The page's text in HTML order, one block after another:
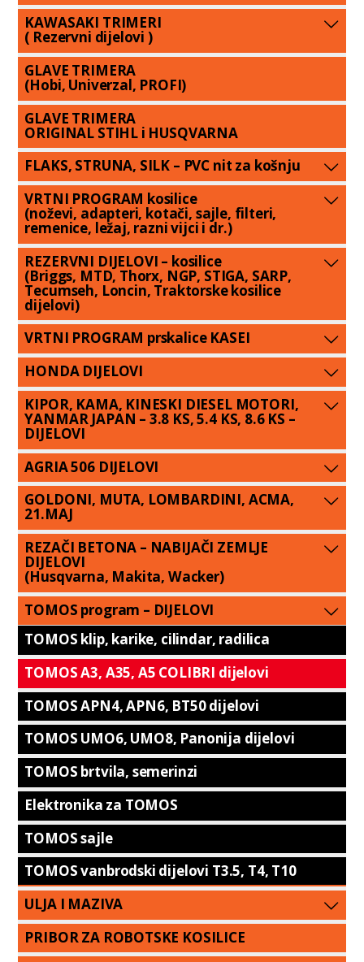
KAWASAKI TRIMERI
( Rezervni dijelovi )
GLAVE TRIMERA
(Hobi, Univerzal, PROFI)
GLAVE TRIMERA
ORIGINAL STIHL i HUSQVARNA
FLAKS, STRUNA, SILK – PVC nit za košnju
VRTNI PROGRAM kosilice
(noževi, adapteri, kotači, sajle, filteri,
remenice, ležaj, razni vijci i dr.)
REZERVNI DIJELOVI – kosilice
(Briggs, MTD, Thorx, NGP, STIGA, SARP,
Tecumseh, Loncin, Traktorske kosilice
dijelovi)
VRTNI PROGRAM prskalice KASEI
HONDA DIJELOVI
KIPOR, KAMA, KINESKI DIESEL MOTORI,
YANMAR JAPAN – 3.8 KS, 5.4 KS, 8.6 KS –
DIJELOVI
AGRIA 506 DIJELOVI
GOLDONI, MUTA, LOMBARDINI, ACMA,
21.MAJ
REZAČI BETONA – NABIJAČI ZEMLJE
DIJELOVI
(Husqvarna, Makita, Wacker)
TOMOS program – DIJELOVI
TOMOS klip, karike, cilindar, radilica
TOMOS A3, A35, A5 COLIBRI dijelovi
TOMOS APN4, APN6, BT50 dijelovi
TOMOS UMO6, UMO8, Panonija dijelovi
TOMOS brtvila, semerinzi
Elektronika za TOMOS
TOMOS sajle
TOMOS vanbrodski dijelovi T3.5, T4, T10
ULJA I MAZIVA
PRIBOR ZA ROBOTSKE KOSILICE